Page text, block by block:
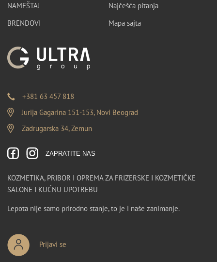
NAMEŠTAJ
BRENDOVI
Najčešća pitanja
Mapa sajta
+381 63 457 818
Jurija Gagarina 151-153, Novi Beograd
Zadrugarska 34, Zemun
ZAPRATITE NAS
KOZMETIKA, PRIBOR I OPREMA ZA FRIZERSKE I KOZMETIČKE
SALONE I KUĆNU UPOTREBU
Lepota nije samo prirodno stanje, to je i naše zanimanje.
Prijavi se